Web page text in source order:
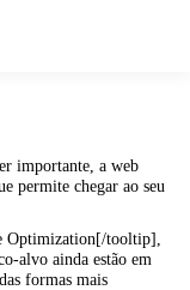
importante, a web
permite chegar ao seu
Optimization[/tooltip],
alvo ainda estão em
formas mais